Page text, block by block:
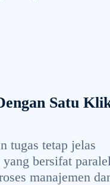
Satu
tugas tetap jelas
yang bersifat
manajemen